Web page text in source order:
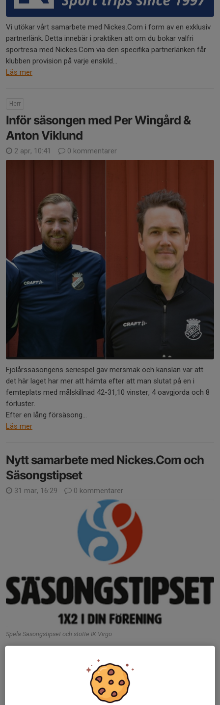
Vi utökar vårt samarbete med Nickes.Com i form av en exklusiv
partnerlänk. Detta innebär i praktiken att om du bokar valfri
sportresa med Nickes.Com via den specifika partnerlänken får
klubben provision på varje enskild...
Läs mer
Herr
Inför säsongen med Per Wingård &
Anton Viklund
2 apr, 10:41 0 kommentarer
Fjolårssäsongens seriespel gav mersmak och känslan var att
det här laget har mer att hämta efter att man slutat på en i
femteplats med målskillnad 42-31,10 vinster, 4 oavgjorda och 8
förluster.
Efter en lång försäsong...
Läs mer
Nytt samarbete med Nickes.Com och
Säsongstipset
31 mar, 16:29 0 kommentarer
Spela Säsongstipset och stötte IK Virgo
som känner föreningen bäst genom att tippa säsongens
. Självklart finns det också priser att